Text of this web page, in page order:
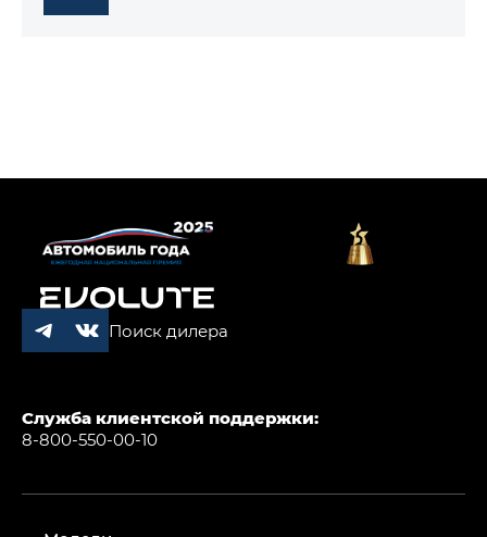
Поиск дилера
Служба клиентской поддержки:
8-800-550-00-10